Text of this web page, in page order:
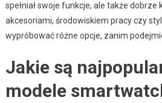
spełniał swoje funkcje, ale także dobrze
akcesoriami, środowiskiem pracy czy
wypróbować różne opcje, zanim
Jakie są
modele